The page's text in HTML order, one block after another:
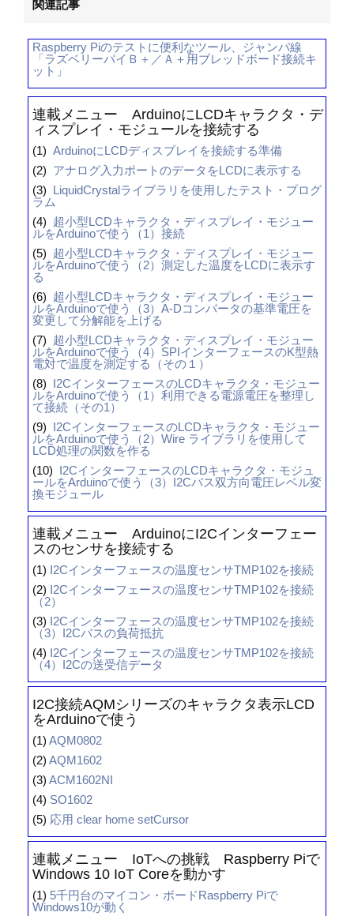
関連記事
Raspberry Piのテストに便利なツール、ジャンパ線
「ラズベリーパイＢ＋／Ａ＋用ブレッドボード接続キ
ット」
連載メニュー ArduinoにLCDキャラクタ・デ
ィスプレイ・モジュールを接続する
(1) ArduinoにLCDディスプレイを接続する準備
(2) アナログ入力ポートのデータをLCDに表示する
(3)
LiquidCrystalライブラリを使用したテスト・プログ
ラム
(4) 超小型LCDキャラクタ・ディスプレイ・モジュー
ルをArduinoで使う（1）接続
(5) 超小型LCDキャラクタ・ディスプレイ・モジュー
ルをArduinoで使う（2）測定した温度をLCDに表示す
る
(6) 超小型LCDキャラクタ・ディスプレイ・モジュー
ルをArduinoで使う（3）A-Dコンバータの基準電圧を
変更して分解能を上げる
(7) 超小型LCDキャラクタ・ディスプレイ・モジュー
ルをArduinoで使う（4）SPIインターフェースのK型熱
電対で温度を測定する（その１）
(8)
I2CインターフェースのLCDキャラクタ・モジュー
ルをArduinoで使う（1）利用できる電源電圧を整理し
て接続（その1）
(9)
I2CインターフェースのLCDキャラクタ・モジュー
ルをArduinoで使う（2）Wire ライブラリを使用して
LCD処理の関数を作る
(10)
I2CインターフェースのLCDキャラクタ・モジュ
ールをArduinoで使う（3）I2Cバス双方向電圧レベル変
換モジュール
連載メニュー ArduinoにI2Cインターフェー
スのセンサを接続する
(1)
I2Cインターフェースの温度センサTMP102を接続
(2)
I2Cインターフェースの温度センサTMP102を接続
（2）
(3)
I2Cインターフェースの温度センサTMP102を接続
（3）I2Cバスの負荷抵抗
(4)
I2Cインターフェースの温度センサTMP102を接続
（4）I2Cの送受信データ
I2C接続AQMシリーズのキャラクタ表示LCD
をArduinoで使う
(1) AQM0802
(2) AQM1602
(3) ACM1602NI
(4) SO1602
(5) 応用 clear home setCursor
連載メニュー IoTへの挑戦 Raspberry Piで
Windows 10 IoT Coreを動かす
(1) 5千円台のマイコン・ボードRaspberry Piで
Windows10が動く